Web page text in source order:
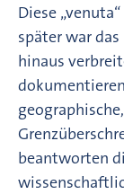
Diese
später war
hinaus
beantworten